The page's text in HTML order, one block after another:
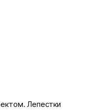
Лепестки